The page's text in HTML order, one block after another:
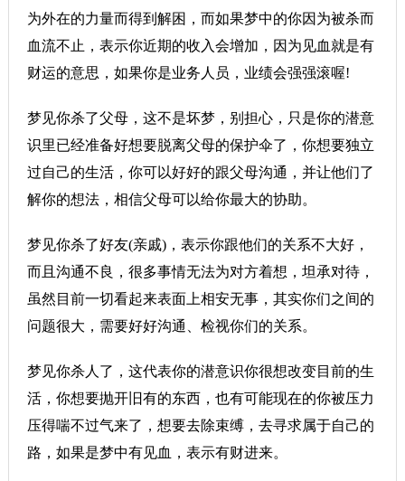
为外在的力量而得到解困，而如果梦中的你因为被杀而
血流不止，表示你近期的收入会增加，因为见血就是有
财运的意思，如果你是业务人员，业绩会强强滚喔!
梦见你杀了父母，这不是坏梦，别担心，只是你的潜意
识里已经准备好想要脱离父母的保护伞了，你想要独立
过自己的生活，你可以好好的跟父母沟通，并让他们了
解你的想法，相信父母可以给你最大的协助。
梦见你杀了好友(亲戚)，表示你跟他们的关系不大好，
而且沟通不良，很多事情无法为对方着想，坦承对待，
虽然目前一切看起来表面上相安无事，其实你们之间的
问题很大，需要好好沟通、检视你们的关系。
梦见你杀人了，这代表你的潜意识你很想改变目前的生
活，你想要抛开旧有的东西，也有可能现在的你被压力
压得喘不过气来了，想要去除束缚，去寻求属于自己的
路，如果是梦中有见血，表示有财进来。